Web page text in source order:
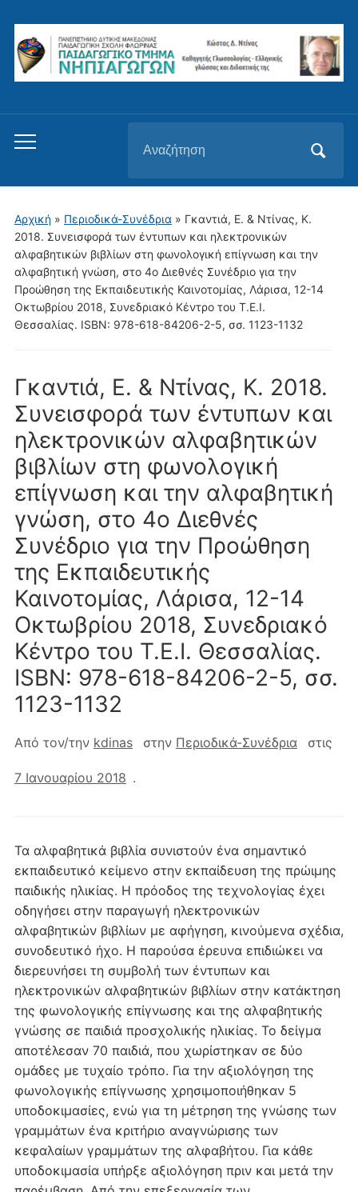
Εναλλαγή
μενού
για
κινητά
για:
Αρχική» Περιοδικά-Συνέδρια » Γκαντιά, Ε. & Ντίνας, Κ.
2018. Συνεισφορά των έντυπων και ηλεκτρονικών
αλφαβητικών βιβλίων στη φωνολογική επίγνωση και την
αλφαβητική γνώση, στο 4ο Διεθνές Συνέδριο για την
Προώθηση της Εκπαιδευτικής Καινοτομίας, Λάρισα, 12-14
Οκτωβρίου 2018, Συνεδριακό Κέντρο του Τ.Ε.Ι.
Θεσσαλίας. ISΒN: 978-618-84206-2-5, σσ. 1123-1132
Γκαντιά, Ε. & Ντίνας, Κ. 2018.
Συνεισφορά των έντυπων και
ηλεκτρονικών αλφαβητικών
βιβλίων στη φωνολογική
επίγνωση και την αλφαβητική
γνώση, στο 4ο Διεθνές
Συνέδριο για την Προώθηση
της Εκπαιδευτικής
Καινοτομίας, Λάρισα, 12-14
Οκτωβρίου 2018, Συνεδριακό
Κέντρο του Τ.Ε.Ι. Θεσσαλίας.
ISΒN: 978-618-84206-2-5, σσ.
1123-1132
Από τον/την kdinas στην Περιοδικά-Συνέδρια στις
7 Ιανουαρίου 2018 .
Τα αλφαβητικά βιβλία συνιστούν ένα σημαντικό
εκπαιδευτικό κείμενο στην εκπαίδευση της πρώιμης
παιδικής ηλικίας. Η πρόοδος της τεχνολογίας έχει
οδηγήσει στην παραγωγή ηλεκτρονικών
αλφαβητικών βιβλίων με αφήγηση, κινούμενα σχέδια,
συνοδευτικό ήχο. Η παρούσα έρευνα επιδιώκει να
διερευνήσει τη συμβολή των έντυπων και
ηλεκτρονικών αλφαβητικών βιβλίων στην κατάκτηση
της φωνολογικής επίγνωσης και της αλφαβητικής
γνώσης σε παιδιά προσχολικής ηλικίας. Το δείγμα
αποτέλεσαν 70 παιδιά, που χωρίστηκαν σε δύο
ομάδες με τυχαίο τρόπο. Για την αξιολόγηση της
φωνολογικής επίγνωσης χρησιμοποιήθηκαν 5
υποδοκιμασίες, ενώ για τη μέτρηση της γνώσης των
γραμμάτων ένα κριτήριο αναγνώρισης των
κεφαλαίων γραμμάτων της αλφαβήτου. Για κάθε
υποδοκιμασία υπήρξε αξιολόγηση πριν και μετά την